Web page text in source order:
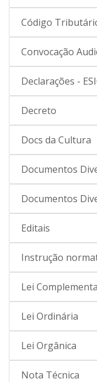
Código
Convocação
Declarações -
Decreto
Docs da Cultura
Documentos
Documentos
Editais
Instrução
Lei
Lei Ordinária
Lei Orgânica
Nota Técnica